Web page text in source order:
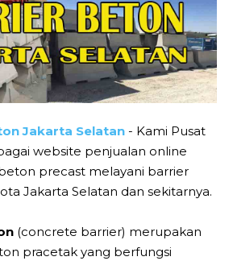
Jakarta Selatan - Kami Pusat
website penjualan online
precast melayani barrier
Jakarta Selatan dan sekitarnya.
(concrete barrier) merupakan
pracetak yang berfungsi